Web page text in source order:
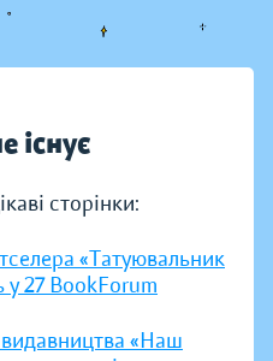
існує
сторінки:
«Татуювальник
у 27 BookForum
«Наш